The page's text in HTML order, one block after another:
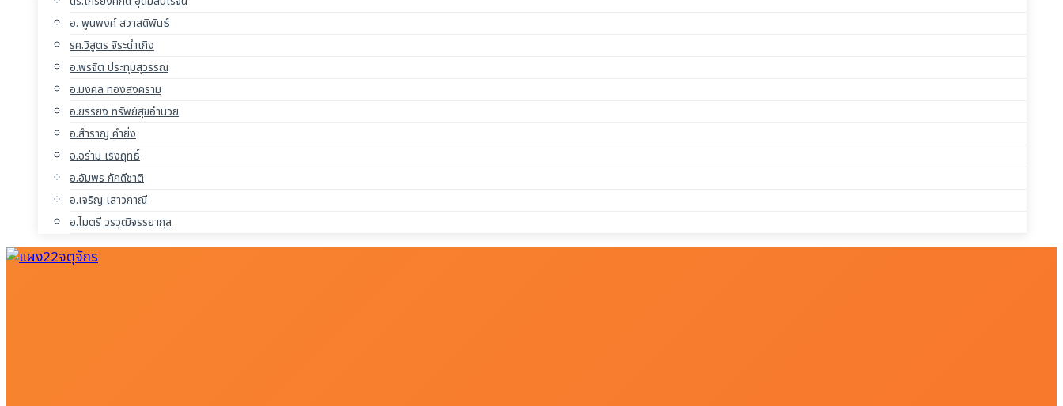
อ. พูนพงศ์ สวาสดิพันธ์
รศ.วิสูตร จิระดำเกิง
อ.พรจิต ประทุมสุวรรณ
อ.มงคล ทองสงคราม
อ.ยรรยง ทรัพย์สุขอำนวย
อ.สำราญ คำยิ่ง
อ.อร่าม เริงฤทธิ์
อ.อัมพร ภักดีชาติ
อ.เจริญ เสาวภาณี
อ.ไมตรี วรวุฒิจรรยากุล